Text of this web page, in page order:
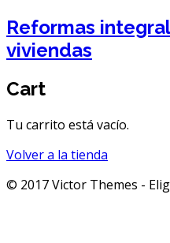
Reformas
viviendas
Cart
Tu carrito está vacío.
Volver a la tienda
© 2017 Victor Themes -